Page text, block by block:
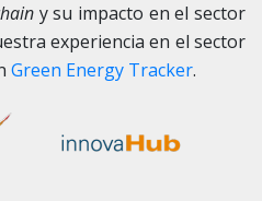
y su impacto en el sector
experiencia en el sector
Green Energy Tracker.